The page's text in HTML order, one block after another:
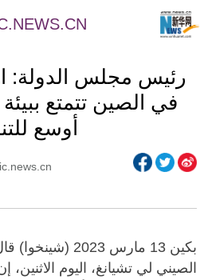
رئيس مجلس الدولة:
في الصين تتمتع
أوسع
بكين 13 مارس
الصيني لي تشيانغ، اليوم